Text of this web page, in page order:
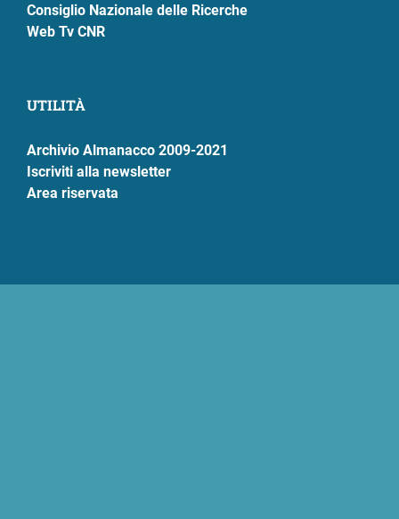
Consiglio Nazionale delle Ricerche
Web Tv CNR
UTILITÀ
Archivio Almanacco 2009-2021
Iscriviti alla newsletter
Area riservata